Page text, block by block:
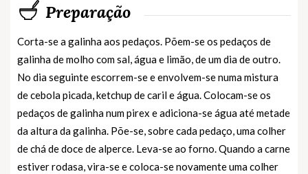
Preparação
Corta-se a galinha aos pedaços. Põem-se os pedaços de
galinha de molho com sal, água e limão, de um dia de outro.
No dia seguinte escorrem-se e envolvem-se numa mistura
de cebola picada, ketchup de caril e água. Colocam-se os
pedaços de galinha num pirex e adiciona-se água até metade
da altura da galinha. Põe-se, sobre cada pedaço, uma colher
de chá de doce de alperce. Leva-se ao forno. Quando a carne
estiver rodasa, vira-se e coloca-se novamente uma colher